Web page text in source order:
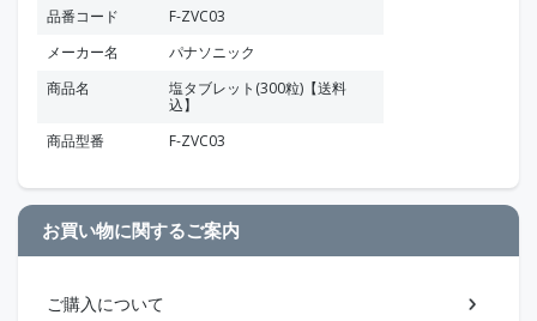
品番コード
F-ZVC03
メーカー名
パナソニック
商品名
塩タブレット(300粒)【送料
込】
商品型番
F-ZVC03
お買い物に関するご案内
ご購入について